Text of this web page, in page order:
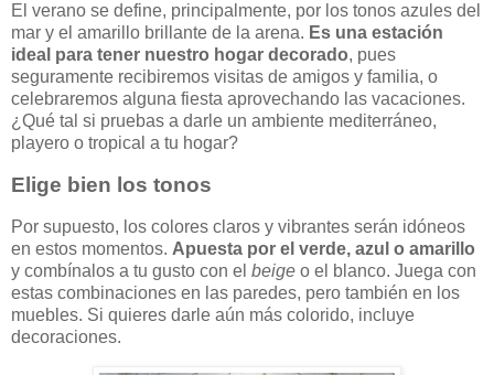
El verano se define, principalmente, por los tonos azules del
mar y el amarillo brillante de la arena. Es una estación
ideal para tener nuestro hogar decorado, pues
seguramente recibiremos visitas de amigos y familia, o
celebraremos alguna fiesta aprovechando las vacaciones.
¿Qué tal si pruebas a darle un ambiente mediterráneo,
playero o tropical a tu hogar?
Elige bien los tonos
Por supuesto, los colores claros y vibrantes serán idóneos
en estos momentos. Apuesta por el verde, azul o amarillo
y combínalos a tu gusto con el beige o el blanco. Juega con
estas combinaciones en las paredes, pero también en los
muebles. Si quieres darle aún más colorido, incluye
decoraciones.